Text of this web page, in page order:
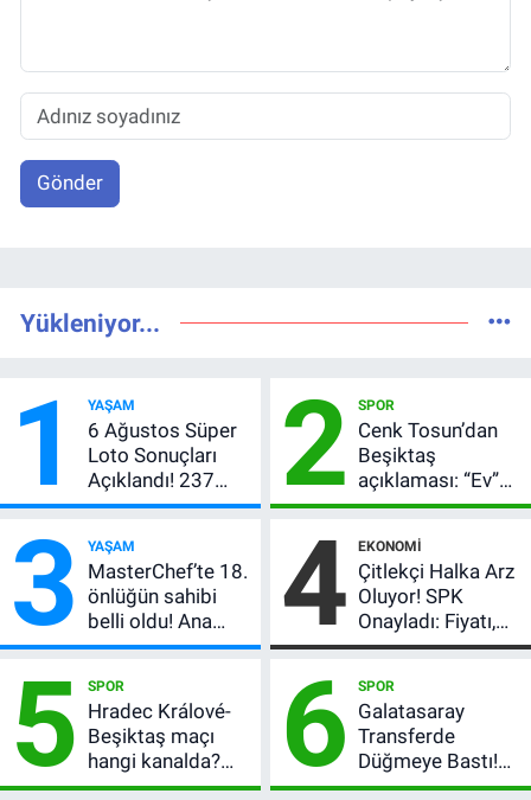
Gönder
Yükleniyor...
1 YAŞAM
6 Ağustos Süper
Loto Sonuçları
Açıklandı! 237
Milyon TL’lik
2 SPOR
Cenk Tosun’dan
Beşiktaş
açıklaması: “Ev”
dedi, asıl mesajı
verdi
3 YAŞAM
MasterChef’te 18.
önlüğün sahibi
belli oldu! Ana
kadroya giren
oldu?
4 EKONOMI
Çitlekçi Halka Arz
Oluyor! SPK
Onayladı: Fiyatı,
Lot Sayısı ve
Tarihi
5 SPOR
Hradec Králové-
Beşiktaş maçı
hangi kanalda?
Şifresiz canlı yayın
6 SPOR
Galatasaray
Transferde
Düğmeye Bastı!
Leao, Camavinga